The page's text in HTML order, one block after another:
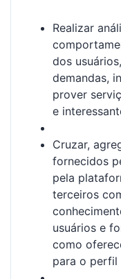
Realizar
dos
demandas,
prover
e
Cruzar,
fornecidos
pela
terceiros
usuários e
como
para o perfil